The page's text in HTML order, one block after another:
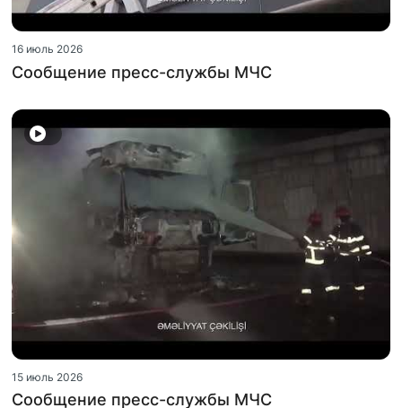
16 июль 2026
Сообщение пресс-службы МЧС
15 июль 2026
Сообщение пресс-службы МЧС